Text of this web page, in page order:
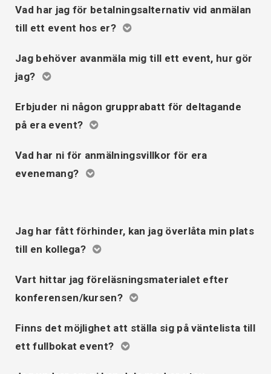
Vad har jag för betalningsalternativ vid anmälan
till ett event hos er?
Jag behöver avanmäla mig till ett event, hur gör
jag?
Erbjuder ni någon grupprabatt för deltagande
på era event?
info@wednesdyrelations.org
Vad har ni för anmälningsvillkor för era
evenemang?
allmänna villkor.
Jag har fått förhinder, kan jag överlåta min plats
till en kollega?
Vart hittar jag föreläsningsmaterialet efter
konferensen/kursen?
Finns det möjlighet att ställa sig på väntelista till
ett fullbokat event?